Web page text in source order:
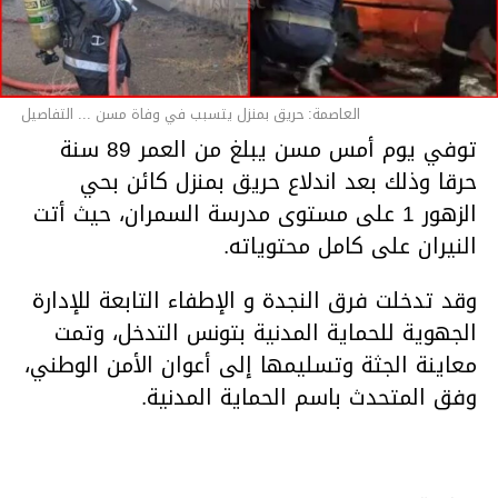
العاصمة: حريق بمنزل يتسبب في وفاة مسن ... التفاصيل
توفي يوم أمس مسن يبلغ من العمر 89 سنة
حرقا وذلك بعد اندلاع حريق بمنزل كائن بحي
الزهور 1 على مستوى مدرسة السمران، حيث أتت
النيران على كامل محتوياته.
وقد تدخلت فرق النجدة و الإطفاء التابعة للإدارة
الجهوية للحماية المدنية بتونس التدخل، وتمت
معاينة الجثة وتسليمها إلى أعوان الأمن الوطني،
وفق المتحدث باسم الحماية المدنية.